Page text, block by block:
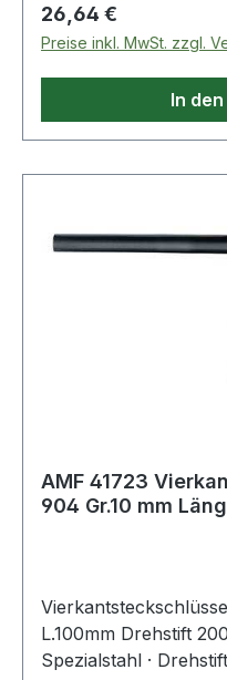
Regulärer Preis:
26,64 €
Preise inkl. MwSt. zzgl.
In
AMF 41723
904 Gr.10 mm
L.100mm Drehstift
Spezialstahl ·